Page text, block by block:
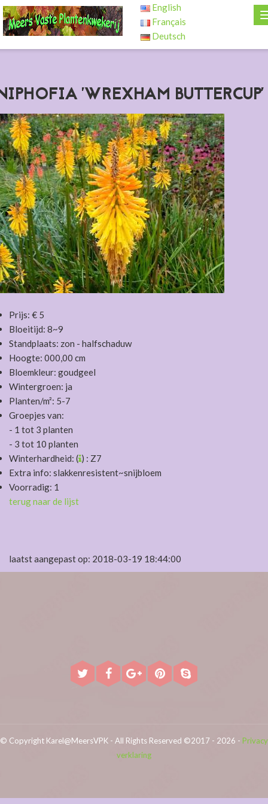
English
Français
Deutsch
'WREXHAM BUTTERCUP'
Prijs: € 5
Bloeitijd: 8~9
Standplaats: zon - halfschaduw
Hoogte: 000,00 cm
Bloemkleur: goudgeel
Wintergroen: ja
Planten/m²: 5-7
Groepjes van:
- 1 tot 3 planten
- 3 tot 10 planten
Winterhardheid: ( ) : Z7
Extra info: slakkenresistent~snijbloem
Voorradig: 1
terug naar de lijst
laatst aangepast op: 2018-03-19 18:44:00
© Copyright Karel@MeersVPK - All Rights Reserved ©2017 - 2026 - Privacy
verklaring